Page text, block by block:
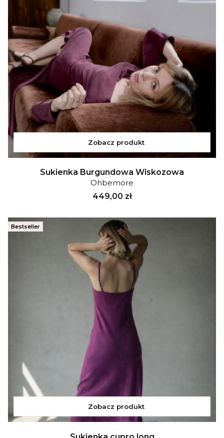
Zobacz produkt
Sukienka Burgundowa Wiskozowa
Ohbemore
Cena
449,00 zł
Bestseller
Zobacz produkt